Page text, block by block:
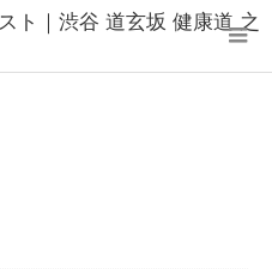
ト｜渋谷 道玄坂 健康道 之